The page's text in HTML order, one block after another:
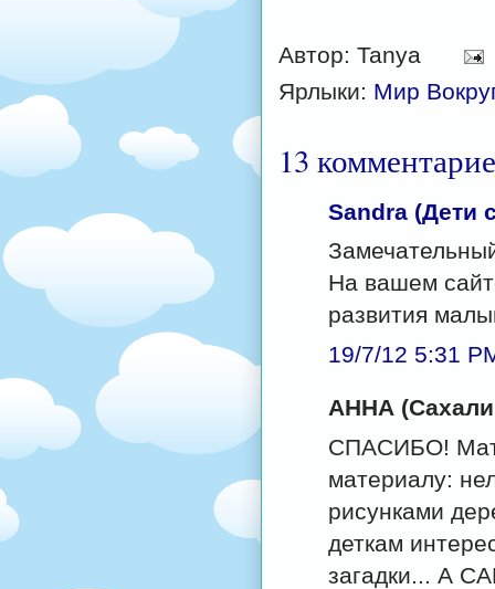
Автор: Tanya
Ярлыки: Мир
13
Sandra (Дети
На вашем
развития
19/7/12 5:31
АННА
СПАСИБО!
материалу:
рисунками
деткам
загадки... А